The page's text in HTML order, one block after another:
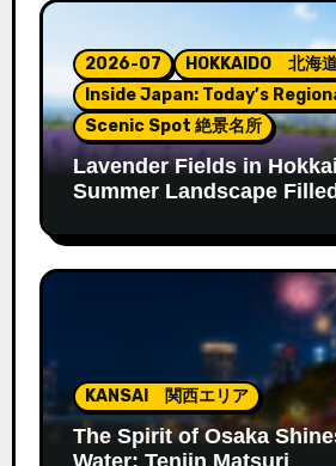
2026-07
HOKKAIDO 北海
Inside Japan: Today’s
Scenic Spot 絶景名所
Lavender Fields in
Summer Landscape
KANSAI 関西エリア
The Spirit of Osaka
Water: Tenjin Matsuri